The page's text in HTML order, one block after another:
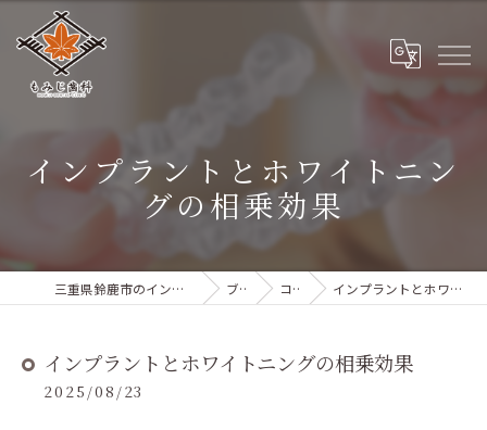
インプラントとホワイトニン
グの相乗効果
三重県鈴鹿市のインプラントならもみじ歯科 ブログ コラム インプラントとホワイトニングの相乗効果
インプラントとホワイトニングの相乗効果
2025/08/23